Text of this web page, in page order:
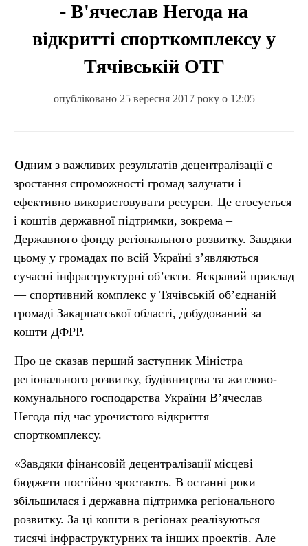
- В'ячеслав Негода на
відкритті спорткомплексу у
Тячівській ОТГ
опубліковано 25 вересня 2017 року о 12:05
Одним з важливих результатів децентралізації є
зростання спроможності громад залучати і
ефективно використовувати ресурси. Це стосується
і коштів державної підтримки, зокрема –
Державного фонду регіонального розвитку. Завдяки
цьому у громадах по всій Україні з’являються
сучасні інфраструктурні об’єкти. Яскравий приклад
— спортивний комплекс у Тячівській об’єднаній
громаді Закарпатської області, добудований за
кошти ДФРР.
Про це сказав перший заступник Міністра
регіонального розвитку, будівництва та житлово-
комунального господарства України В’ячеслав
Негода під час урочистого відкриття
спорткомплексу.
«Завдяки фінансовій децентралізації місцеві
бюджети постійно зростають. В останні роки
збільшилася і державна підтримка регіонального
розвитку. За ці кошти в регіонах реалізуються
тисячі інфраструктурних та інших проектів. Але